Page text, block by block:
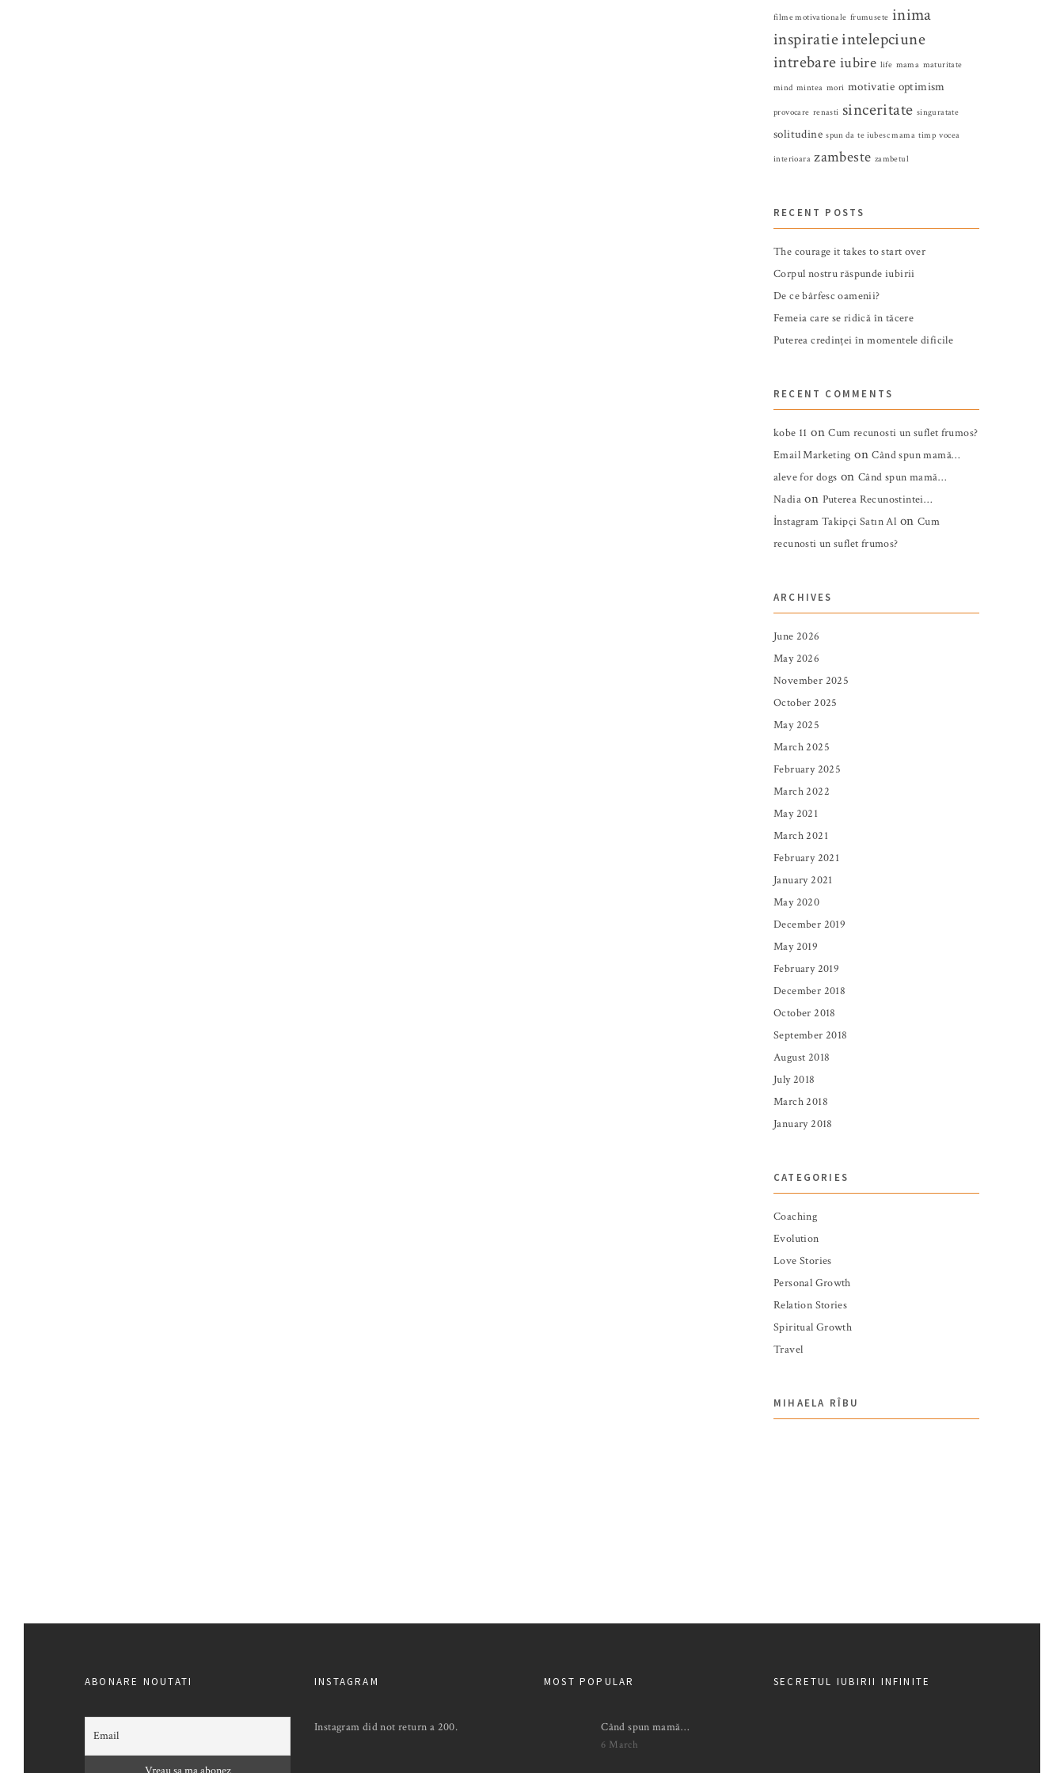
filme motivationale frumusete inima
inspiratieintelepciune
intrebare iubire life mama maturitate
mind mintea mori motivatie optimism
provocare renasti sinceritate singuratate
solitudine spun da te iubesc mama timp vocea
interioara zambeste zambetul
RECENT POSTS
The courage it takes to start over
Corpul nostru răspunde iubirii
De ce bârfesc oamenii?
Femeia care se ridică în tăcere
Puterea credinței în momentele dificile
RECENT COMMENTS
kobe 11 onCum recunosti un suflet frumos?
Email Marketing onCând spun mamă…
aleve for dogs onCând spun mamă…
Nadiaon Puterea Recunostintei…
İnstagram Takipçi Satın Al on Cum
recunosti un suflet frumos?
ARCHIVES
June 2026
May 2026
November 2025
October 2025
May 2025
March 2025
February 2025
March 2022
May 2021
March 2021
February 2021
January 2021
May 2020
December 2019
May 2019
February 2019
December 2018
October 2018
September 2018
August 2018
July 2018
March 2018
January 2018
CATEGORIES
Coaching
Evolution
Love Stories
Personal Growth
Relation Stories
Spiritual Growth
Travel
MIHAELA RÎBU
ABONARE NOUTATI INSTAGRAM
Instagram did not return a 200.
MOST POPULAR
Când spun mamă…
6 March
SECRETUL IUBIRII INFINITE